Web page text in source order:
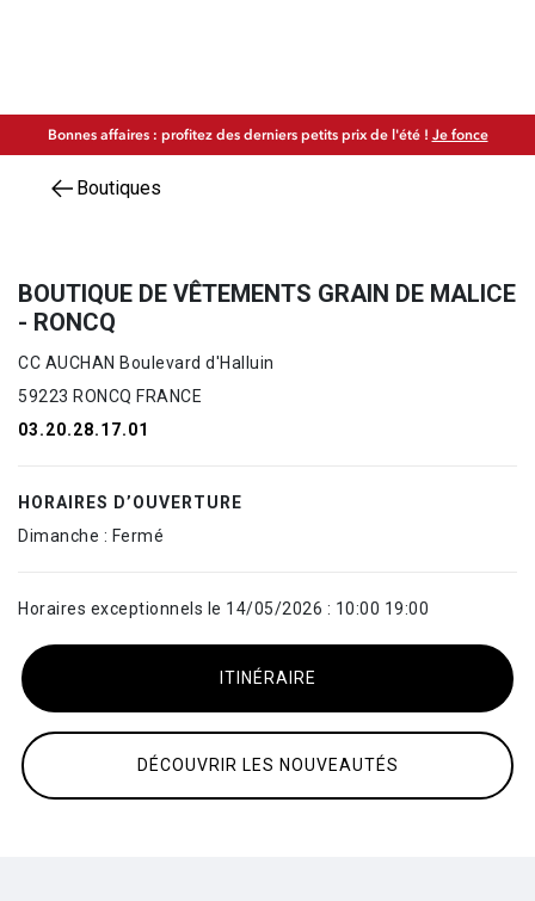
Bonnes affaires : profitez des derniers petits prix de l'été ! Je fonce
Boutiques
BOUTIQUE DE VÊTEMENTS GRAIN DE MALICE
- RONCQ
CC AUCHAN Boulevard d'Halluin
59223 RONCQ FRANCE
03.20.28.17.01
HORAIRES D’OUVERTURE
Dimanche : Fermé
Horaires exceptionnels le 14/05/2026 : 10:00 19:00
DÉCOUVRIR LES NOUVEAUTÉS
ITINÉRAIRE